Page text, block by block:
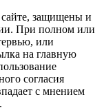
защищены и
При полном или
или
на главную
согласия
с мнением